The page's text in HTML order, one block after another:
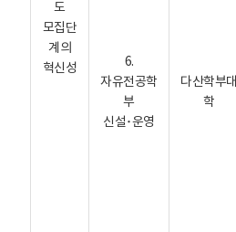
도
모집단
계의
혁신성
6.
자유전공학
부
신설･운영
다산학부대
학